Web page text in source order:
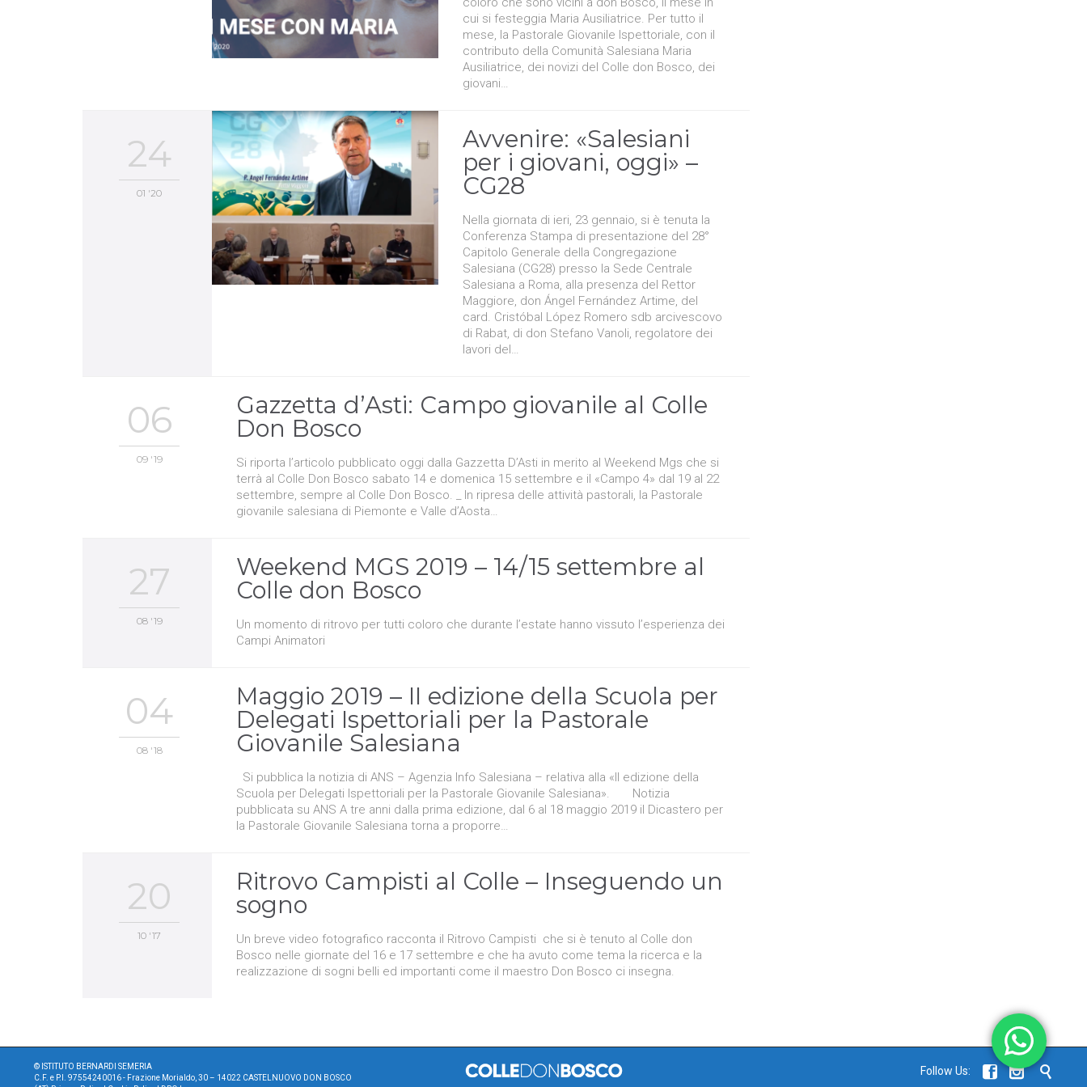
cui si festeggia Maria Ausiliatrice. Per tutto il
mese, la Pastorale Giovanile Ispettoriale, con il
contributo della Comunità Salesiana Maria
Ausiliatrice, dei novizi del Colle don Bosco, dei
giovani…
24
01 '20
Avvenire: «Salesiani
per i giovani, oggi» –
CG28
Nella giornata di ieri, 23 gennaio, si è tenuta la
Conferenza Stampa di presentazione del 28°
Capitolo Generale della Congregazione
Salesiana (CG28) presso la Sede Centrale
Salesiana a Roma, alla presenza del Rettor
Maggiore, don Ángel Fernández Artime, del
card. Cristóbal López Romero sdb arcivescovo
di Rabat, di don Stefano Vanoli, regolatore dei
lavori del…
06
09 '19
Gazzetta d’Asti: Campo giovanile al Colle
Don Bosco
Si riporta l’articolo pubblicato oggi dalla Gazzetta D’Asti in merito al Weekend Mgs che si
terrà al Colle Don Bosco sabato 14 e domenica 15 settembre e il «Campo 4» dal 19 al 22
settembre, sempre al Colle Don Bosco. _ In ripresa delle attività pastorali, la Pastorale
giovanile salesiana di Piemonte e Valle d’Aosta…
27
08 '19
Weekend MGS 2019 – 14/15 settembre al
Colle don Bosco
Un momento di ritrovo per tutti coloro che durante l’estate hanno vissuto l’esperienza dei
Campi Animatori
04
08 '18
Maggio 2019 – II edizione della Scuola per
Delegati Ispettoriali per la Pastorale
Giovanile Salesiana
Si pubblica la notizia di ANS – Agenzia Info Salesiana – relativa alla «II edizione della
Scuola per Delegati Ispettoriali per la Pastorale Giovanile Salesiana». Notizia
pubblicata su ANS A tre anni dalla prima edizione, dal 6 al 18 maggio 2019 il Dicastero per
la Pastorale Giovanile Salesiana torna a proporre…
20
10 '17
Ritrovo Campisti al Colle – Inseguendo un
sogno
Un breve video fotografico racconta il Ritrovo Campisti che si è tenuto al Colle don
Bosco nelle giornate del 16 e 17 settembre e che ha avuto come tema la ricerca e la
realizzazione di sogni belli ed importanti come il maestro Don Bosco ci insegna.
© ISTITUTO BERNARDI SEMERIA
C.F. e P.I. 97554240016 - Frazione Morialdo, 30 – 14022 CASTELNUOVO DON BOSCO
Follow Us:   